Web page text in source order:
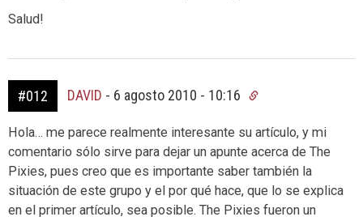
Salud!
#012 DAVID - 6 agosto 2010 - 10:16
Hola… me parece realmente interesante su artículo, y mi
comentario sólo sirve para dejar un apunte acerca de The
Pixies, pues creo que es importante saber también la
situación de este grupo y el por qué hace, que lo se explica
en el primer artículo, sea posible. The Pixies fueron un